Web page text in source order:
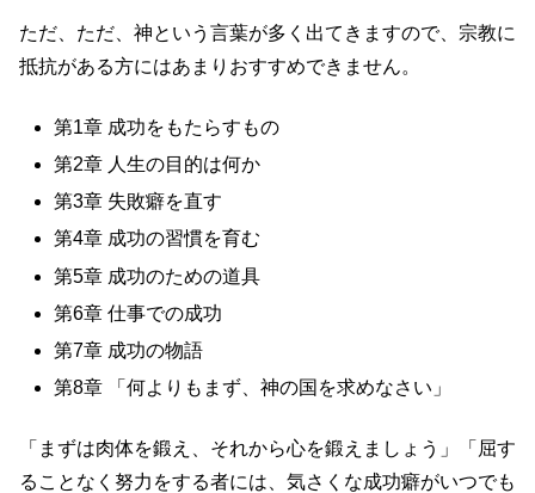
ただ、ただ、神という言葉が多く出てきますので、宗教に
抵抗がある方にはあまりおすすめできません。
第1章 成功をもたらすもの
第2章 人生の目的は何か
第3章 失敗癖を直す
第4章 成功の習慣を育む
第5章 成功のための道具
第6章 仕事での成功
第7章 成功の物語
第8章 「何よりもまず、神の国を求めなさい」
「まずは肉体を鍛え、それから心を鍛えましょう」「屈す
ることなく努力をする者には、気さくな成功癖がいつでも